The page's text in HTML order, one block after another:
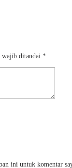
wajib ditandai *
ini untuk komentar